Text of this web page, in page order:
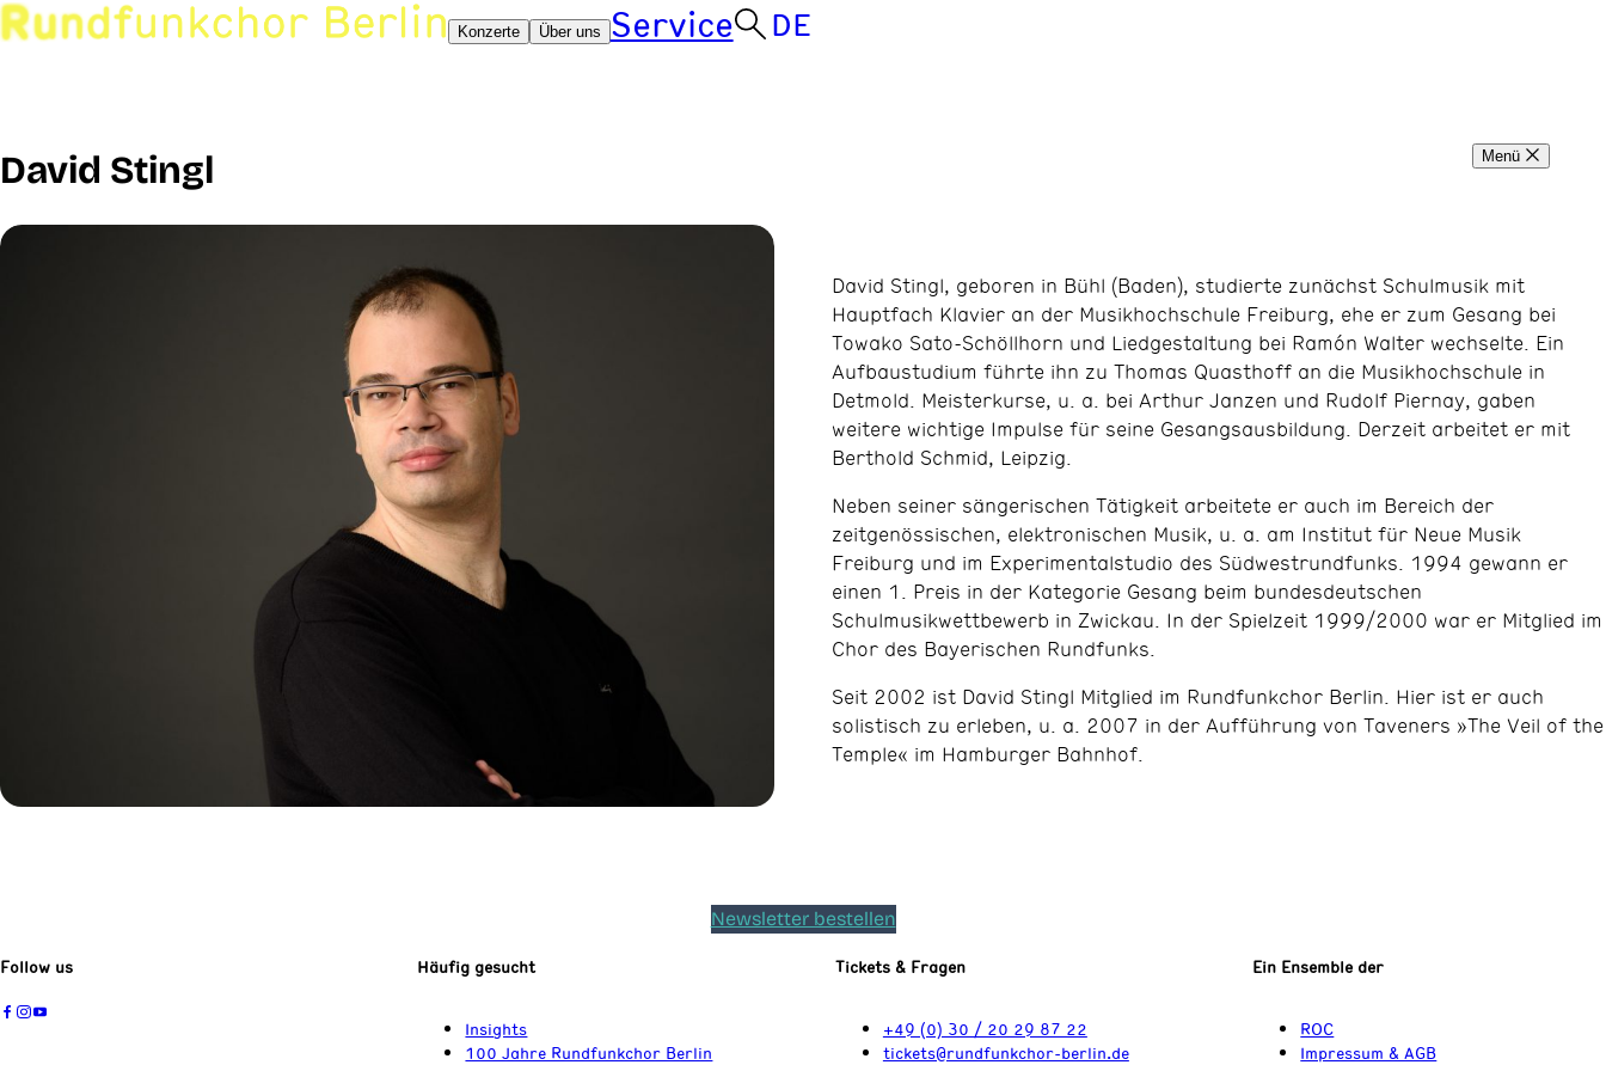
Menü
Konzerte Über uns Service DE
David Stingl
David Stingl, geboren in Bühl (Baden), studierte zunächst Schulmusik mit
Hauptfach Klavier an der Musikhochschule Freiburg, ehe er zum Gesang bei
Towako Sato-Schöllhorn und Liedgestaltung bei Ramón Walter wechselte. Ein
Aufbaustudium führte ihn zu Thomas Quasthoff an die Musikhochschule in
Detmold. Meisterkurse, u. a. bei Arthur Janzen und Rudolf Piernay, gaben
weitere wichtige Impulse für seine Gesangsausbildung. Derzeit arbeitet er mit
Berthold Schmid, Leipzig.
Neben seiner sängerischen Tätigkeit arbeitete er auch im Bereich der
zeitgenössischen, elektronischen Musik, u. a. am Institut für Neue Musik
Freiburg und im Experimentalstudio des Südwestrundfunks. 1994 gewann er
einen 1. Preis in der Kategorie Gesang beim bundesdeutschen
Schulmusikwettbewerb in Zwickau. In der Spielzeit 1999/2000 war er Mitglied im
Chor des Bayerischen Rundfunks.
Seit 2002 ist David Stingl Mitglied im Rundfunkchor Berlin. Hier ist er auch
solistisch zu erleben, u. a. 2007 in der Aufführung von Taveners »The Veil of the
Temple« im Hamburger Bahnhof.
Newsletter bestellen
Follow us Häufig gesucht
Insights
100 Jahre Rundfunkchor Berlin
Tickets & Fragen
+49 (0) 30 / 20 29 87 22
tickets@rundfunkchor-berlin.de
Ein Ensemble der
ROC
Impressum & AGB